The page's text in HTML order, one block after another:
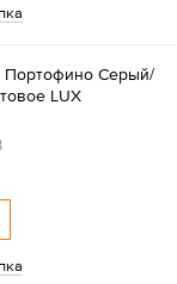
Портофино Серый/
LUX